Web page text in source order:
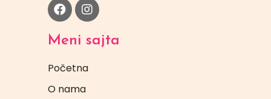
Meni sajta
Početna
O nama